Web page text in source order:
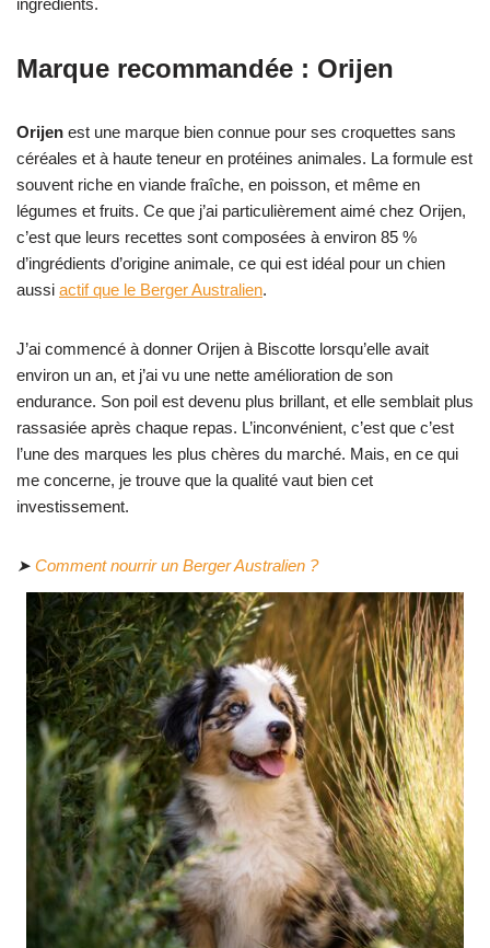
ingrédients.
Marque recommandée : Orijen
Orijen est une marque bien connue pour ses croquettes sans
céréales et à haute teneur en protéines animales. La formule est
souvent riche en viande fraîche, en poisson, et même en
légumes et fruits. Ce que j’ai particulièrement aimé chez Orijen,
c’est que leurs recettes sont composées à environ 85 %
d’ingrédients d’origine animale, ce qui est idéal pour un chien
aussi actif que le Berger Australien.
J’ai commencé à donner Orijen à Biscotte lorsqu’elle avait
environ un an, et j’ai vu une nette amélioration de son
endurance. Son poil est devenu plus brillant, et elle semblait plus
rassasiée après chaque repas. L’inconvénient, c’est que c’est
l’une des marques les plus chères du marché. Mais, en ce qui
me concerne, je trouve que la qualité vaut bien cet
investissement.
➤ Comment nourrir un Berger Australien ?